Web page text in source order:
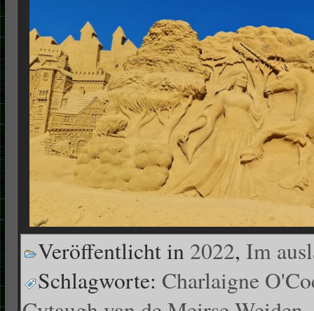
Veröffentlicht in 2022, Im
Schlagworte: Charlaigne